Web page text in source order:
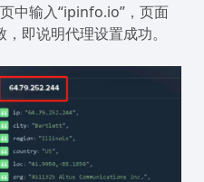
中输入“ipinfo.io”，页面
即说明代理设置成功。